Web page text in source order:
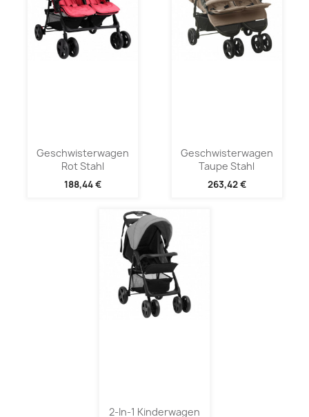
Geschwisterwagen
Rot Stahl
188,44 €
Geschwisterwagen
Taupe Stahl
263,42 €
2-In-1 Kinderwagen